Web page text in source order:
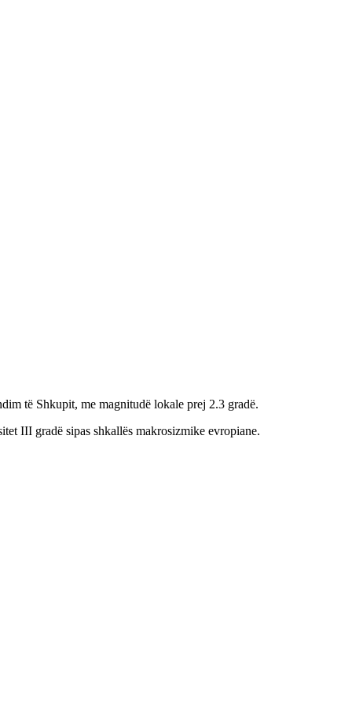
të Shkupit, me magnitudë lokale prej 2.3 gradë.
III gradë sipas shkallës makrosizmike evropiane.